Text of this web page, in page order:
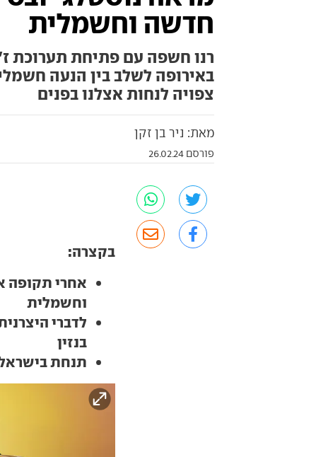
חדשה וחשמלית
באירופה לשלב בין הנעה
צפויה לנחות אצלנו בפנים
מאת: ניר בן זקן
פורסם 26.02.24
בקצרה:
וחשמלית
לדברי
בנזין
תנחת